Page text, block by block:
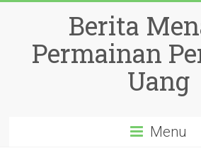
Berita
Permainan
Uang
Menu